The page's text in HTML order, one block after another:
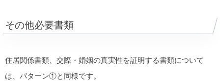
その他必要書類
住居関係書類、交際・婚姻の真実性を証明する書類について
は、パターン①と同様です。